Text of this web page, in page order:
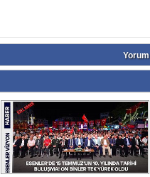
Yorum